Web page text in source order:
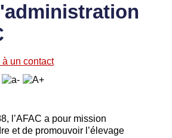
l’AFAC a pour mission
et de promouvoir l’élevage